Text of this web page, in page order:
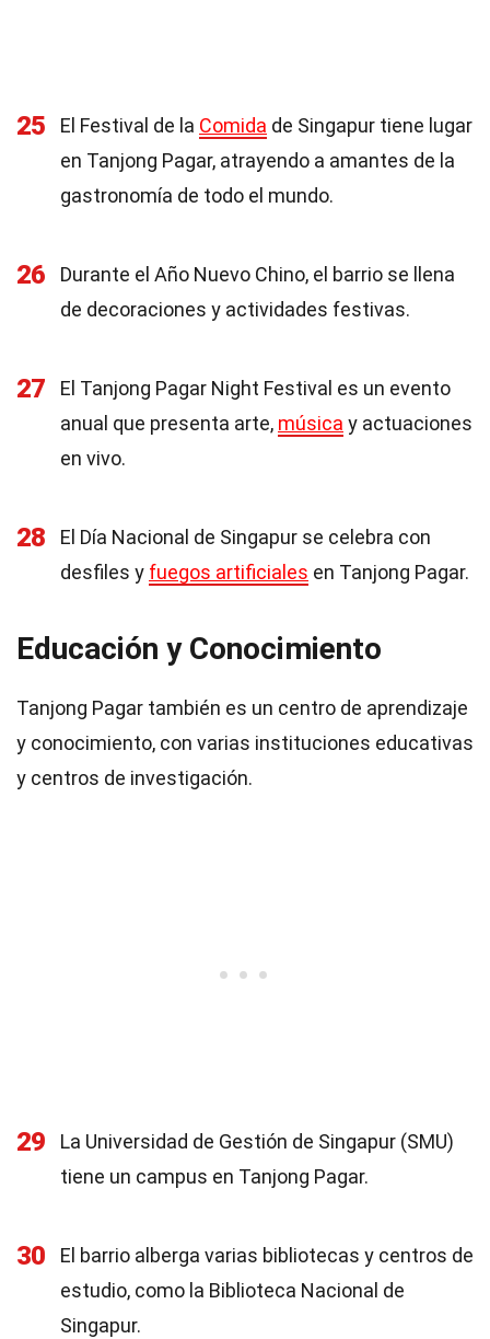
25 El Festival de la Comida de Singapur tiene lugar
en Tanjong Pagar, atrayendo a amantes de la
gastronomía de todo el mundo.
26
Durante el Año Nuevo Chino, el barrio se llena
de decoraciones y actividades festivas.
27
El Tanjong Pagar Night Festival es un evento
anual que presenta arte, música y actuaciones
en vivo.
28
El Día Nacional de Singapur se celebra con
desfiles y fuegos artificiales en Tanjong Pagar.
Educación y Conocimiento
Tanjong Pagar también es un centro de aprendizaje
y conocimiento, con varias instituciones educativas
y centros de investigación.
29
La Universidad de Gestión de Singapur (SMU)
tiene un campus en Tanjong Pagar.
30
El barrio alberga varias bibliotecas y centros de
estudio, como la Biblioteca Nacional de
Singapur.